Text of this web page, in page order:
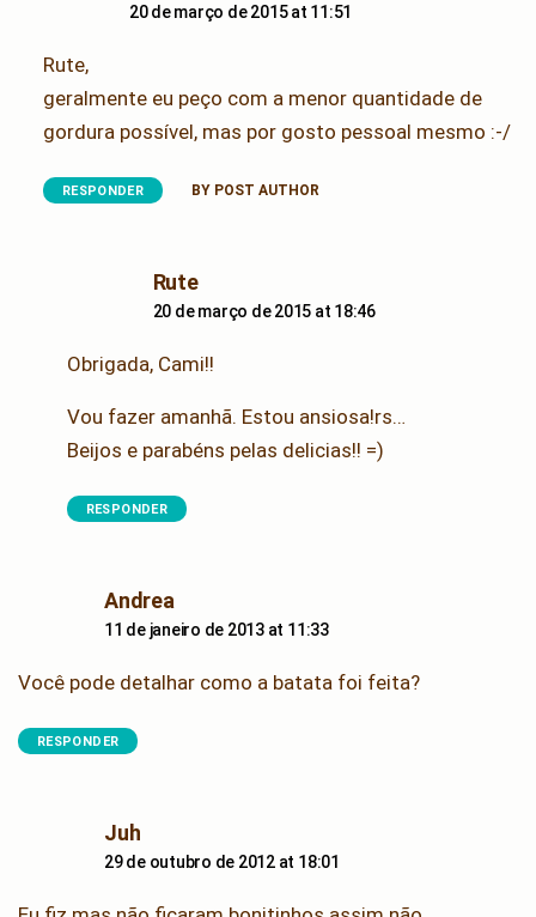
20 de março de 2015 at 11:51
Rute,
geralmente eu peço com a menor quantidade de
gordura possível, mas por gosto pessoal mesmo :-/
RESPONDER BY POST AUTHOR
Rutesays:
20 de março de 2015 at 18:46
Obrigada, Cami!!
Vou fazer amanhã. Estou ansiosa!rs…
Beijos e parabéns pelas delicias!! =)
RESPONDER
Andreasays:
11 de janeiro de 2013 at 11:33
Você pode detalhar como a batata foi feita?
RESPONDER
Juhsays:
29 de outubro de 2012 at 18:01